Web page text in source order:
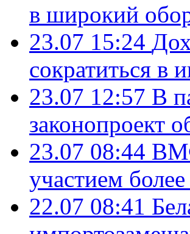
в широкий
23.07 15:24
сократиться в
23.07 12:57 В
законопроект
23.07 08:44
участием
22.07 08:41